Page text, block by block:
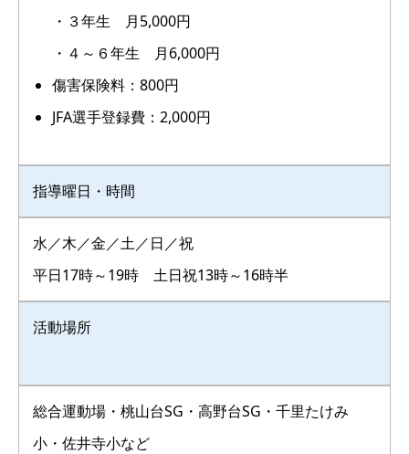
・３年生 月5,000円
・４～６年生 月6,000円
傷害保険料：800円
JFA選手登録費：2,000円
指導曜日・時間
水／木／金／土／日／祝
平日17時～19時 土日祝13時～16時半
活動場所
総合運動場・桃山台SG・高野台SG・千里たけみ
小・佐井寺小など